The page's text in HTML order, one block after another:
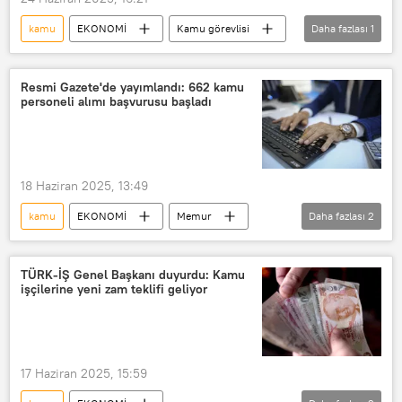
kamu EKONOMİ
Kamu görevlisi
vedat ışıkhan
Daha fazlası 1
Resmi Gazete'de yayımlandı: 662 kamu
personeli alımı başvurusu başladı
18 Haziran 2025, 13:49
kamu EKONOMİ
Memur
Resmi Gazete
Kamu personeli
Daha fazlası 2
TÜRK-İŞ Genel Başkanı duyurdu: Kamu
işçilerine yeni zam teklifi geliyor
17 Haziran 2025, 15:59